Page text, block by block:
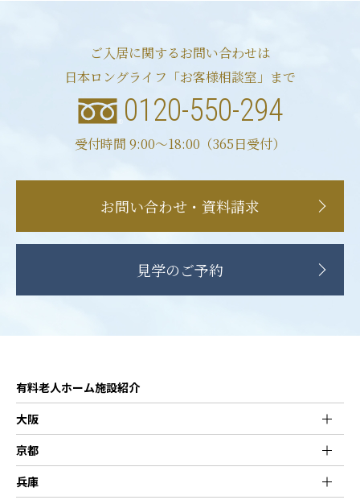
ご入居に関するお問い合わせは
日本ロングライフ「お客様相談室」まで
0120-550-294
受付時間 9:00〜18:00（365日受付）
お問い合わせ・資料請求
見学のご予約
有料老人ホーム施設紹介
大阪
京都
兵庫